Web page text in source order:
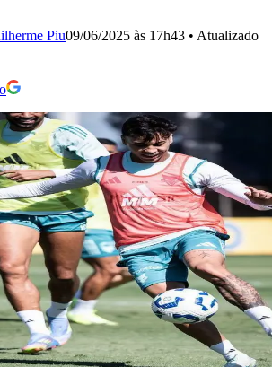
Piu09/06/2025 às 17h43 • Atualizado